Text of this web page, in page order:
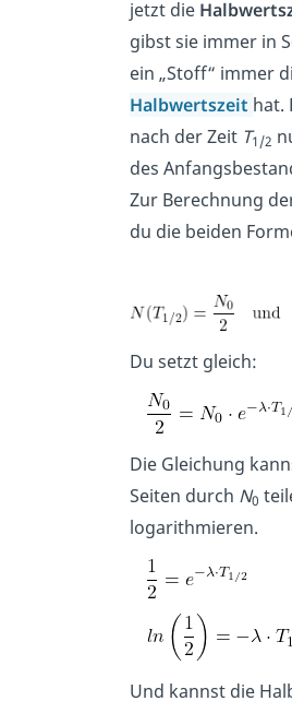
jetzt die
gibst sie immer in
ein „Stoff“ immer
Halbwertszeit hat.
nach der Zeit T1/2
des
Zur Berechnung
du die beiden
Du setzt gleich:
Die Gleichung
Seiten durch N0
logarithmieren.
Und kannst die